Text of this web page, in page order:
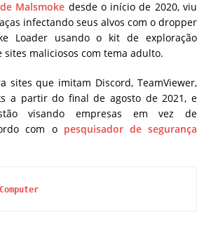
Malsmoke desde o início de 2020, viu
infectando seus alvos com o dropper
Loader usando o kit de exploração
sites maliciosos com tema adulto.
sites que imitam Discord, TeamViewer,
a partir do final de agosto de 2021, e
visando empresas em vez de
com o pesquisador de segurança